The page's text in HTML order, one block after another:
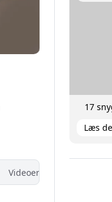
Videoer
17
Læs